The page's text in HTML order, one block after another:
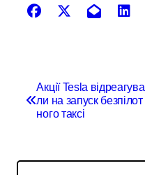
г
Акції Tesla відреагува
ли на запуск безпілот
ного таксі